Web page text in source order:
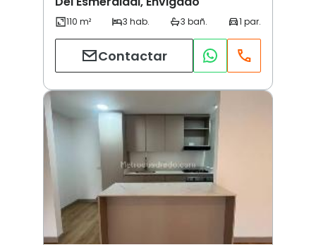
Contactar